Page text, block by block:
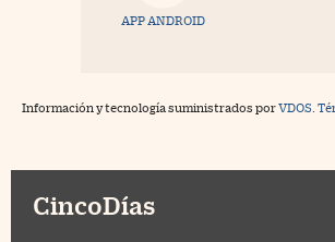
APP ANDROID
Información y tecnología suministrados porVDOS
CincoDías